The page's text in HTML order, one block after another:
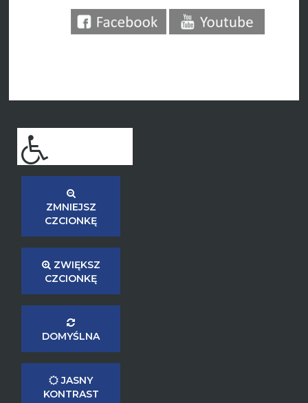
ZMNIEJSZ
CZCIONKĘ
ZWIĘKSZ
CZCIONKĘ
DOMYŚLNA
JASNY
KONTRAST